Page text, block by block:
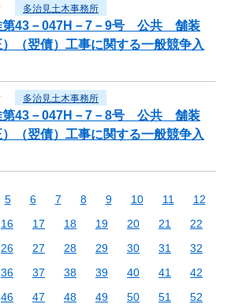
多治見土木事務所
第43－047H－7－9号 公共 舗装
（翌債）工事に関する一般競争入
多治見土木事務所
第43－047H－7－8号 公共 舗装
（翌債）工事に関する一般競争入
5 6 7 8 9 10 11
12
16 17 18 19 20 21
22
26 27 28 29 30 31
32
36 37 38 39 40 41
42
46 47 48 49 50 51
52